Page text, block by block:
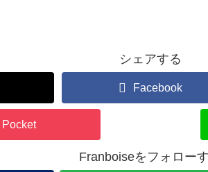
シェアする
Facebook
Pocket
Franboiseをフォロー